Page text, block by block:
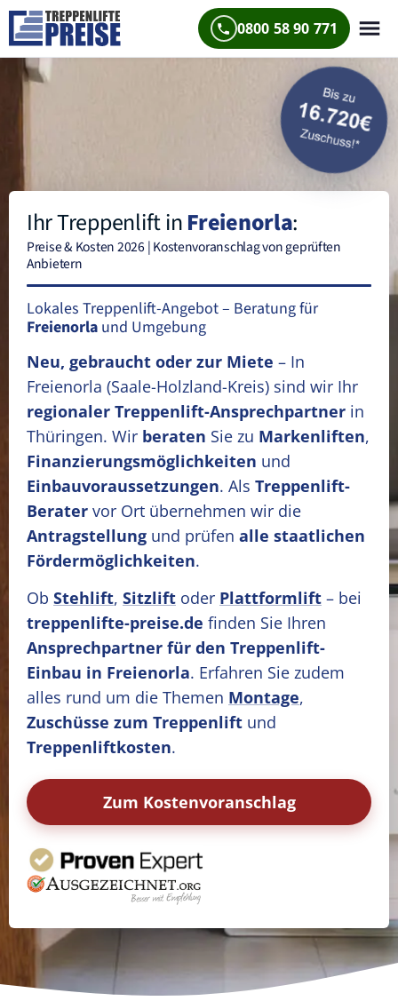
0800 58 90 771
Ihr Treppenlift inFreienorla:
Preise & Kosten 2026 | Kostenvoranschlag von geprüften
Anbietern
Lokales Treppenlift-Angebot – Beratung für
Freienorla und Umgebung
Neu, gebraucht oder zur Miete – In
Freienorla (Saale-Holzland-Kreis) sind wir Ihr
regionaler Treppenlift-Ansprechpartner in
Thüringen. Wir beraten Sie zu Markenliften,
Finanzierungsmöglichkeiten und
Einbauvoraussetzungen. Als Treppenlift-
Berater vor Ort übernehmen wir die
Antragstellung und prüfen alle staatlichen
Fördermöglichkeiten.
Ob Stehlift, Sitzlift oder Plattformlift – bei
treppenlifte-preise.de finden Sie Ihren
Ansprechpartner für den Treppenlift-
Einbau in Freienorla. Erfahren Sie zudem
alles rund um die Themen Montage,
Zuschüsse zum Treppenlift und
Treppenliftkosten.
Zum Kostenvoranschlag